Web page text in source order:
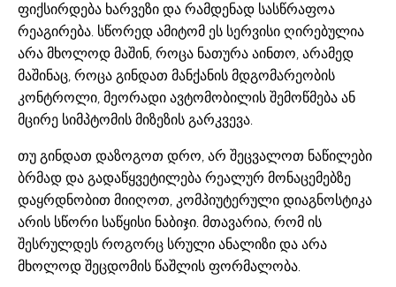
ფიქსირდება ხარვეზი და რამდენად სასწრაფოა
რეაგირება. სწორედ ამიტომ ეს სერვისი ღირებულია
არა მხოლოდ მაშინ, როცა ნათურა აინთო, არამედ
მაშინაც, როცა გინდათ მანქანის მდგომარეობის
კონტროლი, მეორადი ავტომობილის შემოწმება ან
მცირე სიმპტომის მიზეზის გარკვევა.
თუ გინდათ დაზოგოთ დრო, არ შეცვალოთ ნაწილები
ბრმად და გადაწყვეტილება რეალურ მონაცემებზე
დაყრდნობით მიიღოთ, კომპიუტერული დიაგნოსტიკა
არის სწორი საწყისი ნაბიჯი. მთავარია, რომ ის
შესრულდეს როგორც სრული ანალიზი და არა
მხოლოდ შეცდომის წაშლის ფორმალობა.